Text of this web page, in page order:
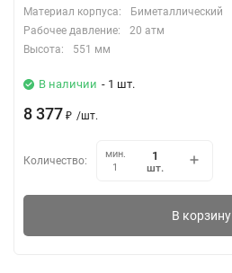
Материал корпуса:
Биметаллический
Рабочее давление:
20 атм
Высота:
551 мм
В наличии - 1 шт.
8 377 ₽ /шт.
Количество:
мин.
1
шт.
В корзину